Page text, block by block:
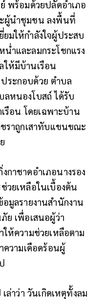
พร้อมด้วยปลัดอำเภอ
ะผู้นำชุมชน ลงพื้นที่
ยมให้กำลังใจผู้ประสบ
ำและลมกระโชกแรง
ให้มีบ้านเรือน
ระกอบด้วย ตำบล
ลหนองโบสถ์ ได้รับ
รือน โดยเฉพาะบ้าน
ราถูกเสาทับแขนขณะ
กาชาดอำเภอนางรอง
วยเหลือในเบื้องต้น
มูลรายงานสำนักงาน
ย เพื่อเสนอผู้ว่า
ห้ความช่วยเหลือตาม
ความเดือดร้อนผู้
ล่าว่า วันเกิดเหตุทั้งลม